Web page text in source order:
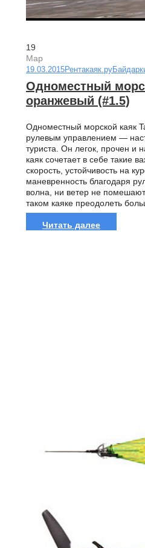
19
Мар
19.03.2015Рентакаяк.ру
Одноместный
оранжевый (#1.5)
Одноместный морской каяк
рулевым управлением —
туриста. Он легок, прочен и
каяк сочетает в себе такие
скорость, устойчивость на
маневренность благодаря
волна, ни ветер не
таком каяке преодолеть
расстояния,...
Читать далее